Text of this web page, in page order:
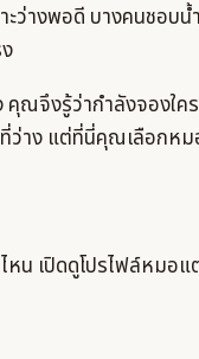
ะว่างพอดี บางคนชอบ
ณจึงรู้ว่ากำลังจองใค
ว่าง แต่ที่นี่คุณเลือกหม
หน เปิดดูโปรไฟล์หมอ